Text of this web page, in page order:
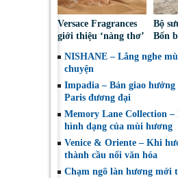
Versace Fragrances
giới thiệu ‘nàng thơ’
Dylan Blush Pink
Bộ
Bốn
NISHANE – Lắng nghe
chuyện
Impadia – Bản giao hưởng
Paris đương đại
Memory Lane Collection
hình dạng của mùi hương
Venice & Oriente – Khi
thành cầu nối văn hóa
Chạm ngõ làn hương mới